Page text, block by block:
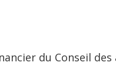
du Conseil